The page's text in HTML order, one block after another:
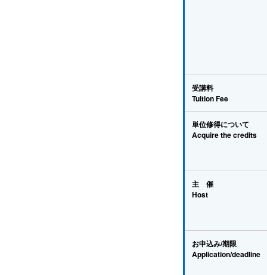
受講料
Tuition Fee
単位修得について
Acquire the credits
主 催
Host
お申込み/期限
Application/deadline